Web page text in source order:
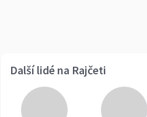
Další lidé na Rajčeti